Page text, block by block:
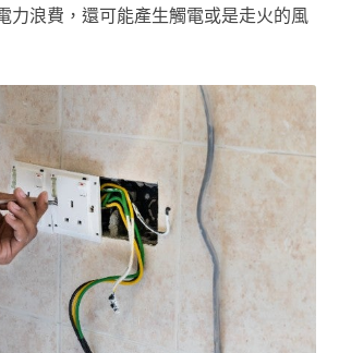
力浪費，還可能產生觸電或是走火的風